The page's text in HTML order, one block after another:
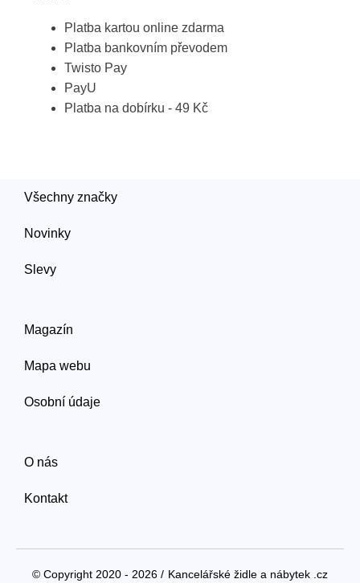
Platba kartou online zdarma
Platba bankovním převodem
Twisto Pay
PayU
Platba na dobírku - 49 Kč
Všechny značky
Novinky
Slevy
Magazín
Mapa webu
Osobní údaje
O nás
Kontakt
© Copyright 2020 - 2026 / Kancelářské židle a nábytek .cz